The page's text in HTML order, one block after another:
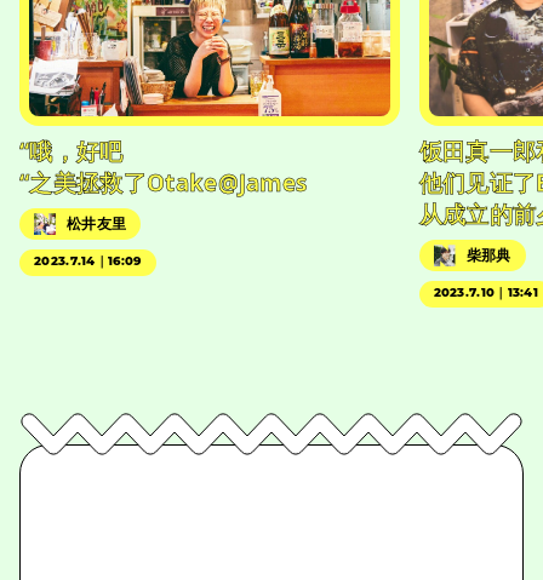
“哦，好吧
“之美拯救了Otake@James
松井友里
2023.7.14｜16:09
饭田真一
他们见证
从成立的
柴那典
2023.7.10｜13:41